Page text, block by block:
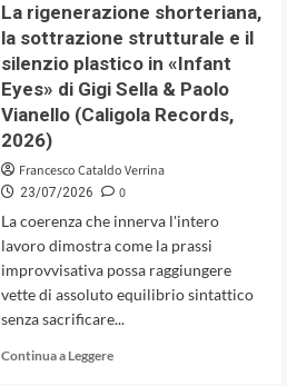
i
dodici
musicisti
della
sua
Big
e
non
che
restano
a
casa
senza
La rigenerazione shorteriana,
la sottrazione strutturale e il
silenzio plastico in «Infant
Eyes» di Gigi Sella & Paolo
Vianello (Caligola Records,
2026)
Francesco Cataldo Verrina
23/07/2026
0
La coerenza che innerva l'intero
lavoro dimostra come la prassi
improvvisativa possa raggiungere
vette di assoluto equilibrio sintattico
senza sacrificare...
Continua a LeggereLeggi